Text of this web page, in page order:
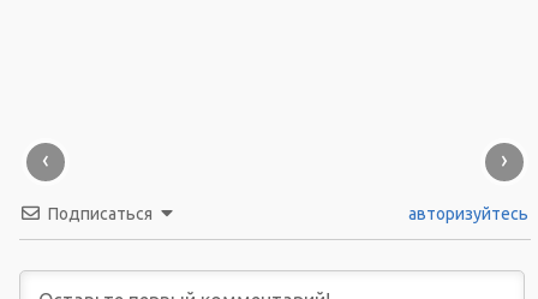
‹ ›
Подписаться авторизуйтесь